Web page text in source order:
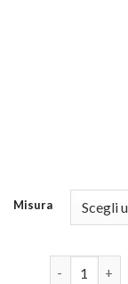
Misura